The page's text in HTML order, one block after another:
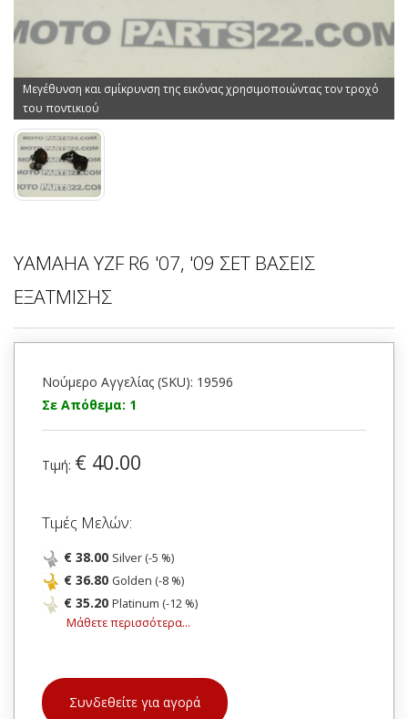
Μεγέθυνση και σμίκρυνση της εικόνας χρησιμοποιώντας τον τροχό
του ποντικιού
YAMAHA YZF R6 '07, '09 ΣΕΤ ΒΑΣΕΙΣ
ΕΞΑΤΜΙΣΗΣ
Νούμερο Αγγελίας (SKU): 19596
Σε Απόθεμα: 1
Τιμή: € 40.00
Τιμές Μελών:
€ 38.00 Silver (-5 %)
€ 36.80 Golden (-8 %)
€ 35.20 Platinum (-12 %)
Μάθετε περισσότερα...
Συνδεθείτε για αγορά